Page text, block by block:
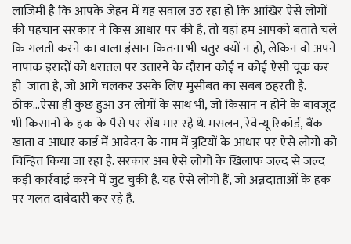
लाजिमी है कि आपके जेहन में यह सवाल उठ रहा हो कि आखिर ऐसे लोगों
की पहचान सरकार ने किस आधार पर की है, तो यहां हम आपको बताते चले
कि गलती करने का वाला इंसान कितना भी चतुर क्यों न हो, लेकिन वो अपने
नापाक इरादों को धरातल पर उतारने के दौरान कोई न कोई ऐसी चूक कर
ही जाता है, जो आगे चलकर उसके लिए मुसीबत का सबब ठहरती है.
ठीक...ऐसा ही कुछ हुआ उन लोगों के साथ भी, जो किसान न होने के बावजूद
भी किसानों के हक के पैसे पर सेंध मार रहे थे. मसलन, रेवेन्यू रिकॉर्ड, बैंक
खाता व आधार कार्ड में आवेदन के नाम में त्रुटियों के आधार पर ऐसे लोगों को
चिन्हित किया जा रहा है. सरकार अब ऐसे लोगों के खिलाफ जल्द से जल्द
कड़ी कार्रवाई करने में जुट चुकी है. यह ऐसे लोगों हैं, जो अन्नदाताओं के हक
पर गलत दावेदारी कर रहे हैं.